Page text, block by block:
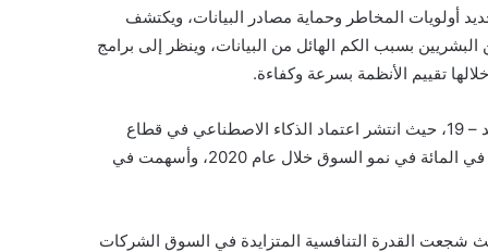
أولويات المخاطر وحماية مصادر ‏البيانات، ويكتشف
بسبب الكم الهائل من البيانات، وينظر إلى برامج
تقييم الأنظمة بسرعة وكفاءة.‏
وشهدت سوق الذكاء الاصطناعي نموا تصاعديا خلال فترة جائحة كوفيد – 19، حيث انتشر ‏اعتماد الذكاء الاصطناعي في قطاع
الرعاية الصحية، فمقارنة بعام 2019، لوحظت زيادة مذهلة ‏بنسبة 150 في المائة في نمو السوق خلال عام 2020، وأسهمت في
شجعت القدرة التنافسية ‏المتزايدة في السوق الشركات